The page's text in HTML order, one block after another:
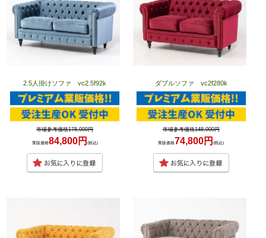
2.5人掛けソファ vc2.5f92k
市場参考価格178,000円
業販価格84,800円 (税込)
ダブルソファ vc2f280k
市場参考価格148,000円
業販価格74,800円(税込)